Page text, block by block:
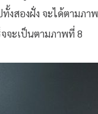
งสองฝั่ง จะได้ตามภา
จะเป็นตามภาพที่ 8